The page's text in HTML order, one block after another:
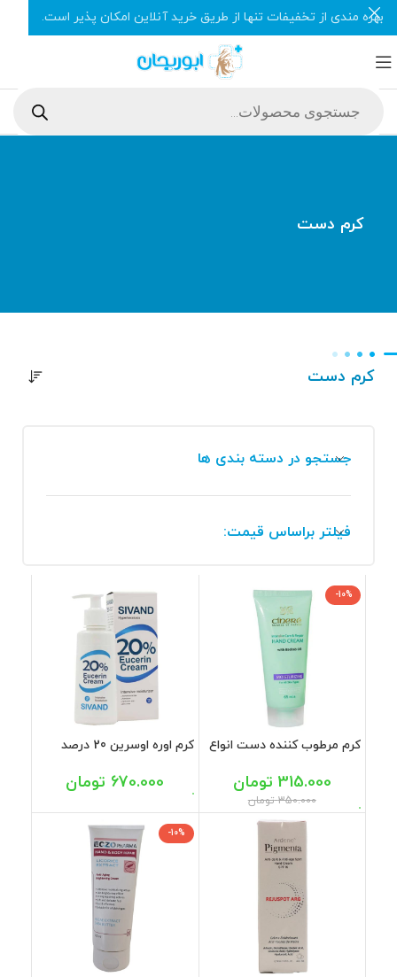
کرم دست
کرم دست
جستجو در دسته بندی ها
فیلتر براساس قیمت:
-10%
كرم مرطوب کننده دست انواع
350.000 تومان
315.000 تومان
کرم اوره اوسرین 20 درصد
670.000 تومان
-10%
بهره مندی از تخفیفات تنها از طریق خرید آنلاین امکان پذیر است.